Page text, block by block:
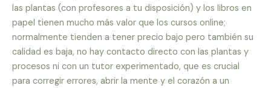
las plantas (con profesores a tu disposición) y los libros en
papel tienen mucho más valor que los cursos online;
normalmente tienden a tener precio bajo pero también su
calidad es baja, no hay contacto directo con las plantas y
procesos ni con un tutor experimentado, que es crucial
para corregir errores, abrir la mente y el corazón a un